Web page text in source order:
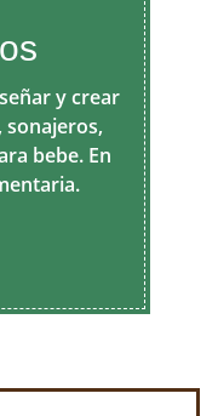
y crear
bebe. En